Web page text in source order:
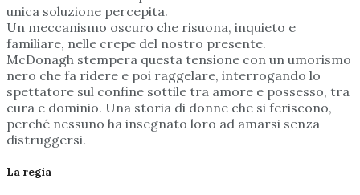
unica soluzione percepita.
Un meccanismo oscuro che risuona, inquieto e
familiare, nelle crepe del nostro presente.
McDonagh stempera questa tensione con un umorismo
nero che fa ridere e poi raggelare, interrogando lo
spettatore sul confine sottile tra amore e possesso, tra
cura e dominio. Una storia di donne che si feriscono,
perché nessuno ha insegnato loro ad amarsi senza
distruggersi.
La regia